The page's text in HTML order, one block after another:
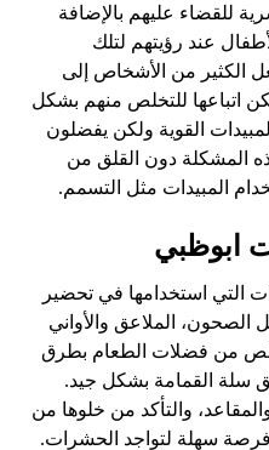
للقضاء عليهم بالإضافة
عند رؤيتهم لتلك
الكثير من الأشخاص إلى
اتباعها للتخلص منهم بشكل
القوية ولكن يفضلون
المشكلة دون القلق من
المبيدات مثل التسمم.
ابوظبي
التي استخدامها في تحضير
الصحون، الملاعق والأواني
من فضلات الطعام بطرق
سلة القمامة بشكل جيد.
والتأكد من خلوها من
فرصة سهلة لتواجد الحشرات.